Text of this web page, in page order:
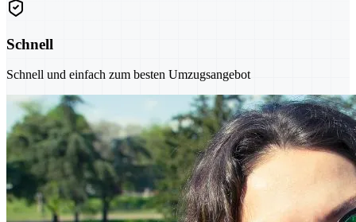
Schnell
Schnell und einfach zum besten Umzugsangebot